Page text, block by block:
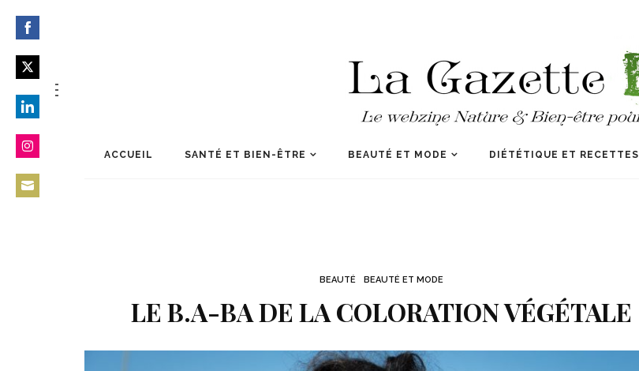
ACCUEIL SANTÉ ET BIEN-ÊTRE BEAUTÉ ET MODE DIÉTÉTIQUE ET RECETTES
BEAUTÉ BEAUTÉ ET MODE
LE B.A-BA DE LA COLORATION VÉGÉTALE
on
Facebook
on
on
on